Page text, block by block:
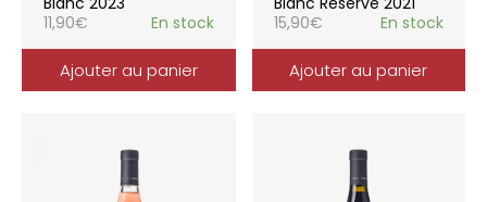
11,90€ En stock
Ajouter au panier
15,90€ En stock
Ajouter au panier